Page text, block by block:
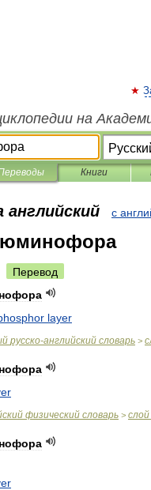
на
Книги
английский с
Перевод
layer
русско-английский словарь >
физический словарь > слой